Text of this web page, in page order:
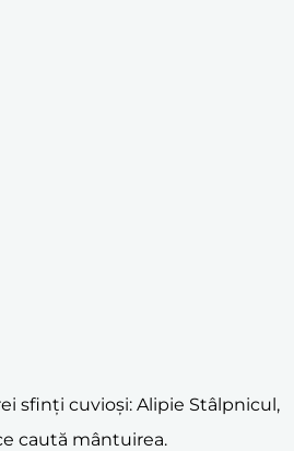
sfinți cuvioși: Alipie Stâlpnicul,
caută mântuirea.